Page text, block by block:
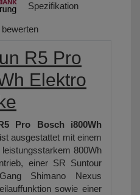
Spezifikation
R5 Pro
Elektro
Pro Bosch i800Wh
ausgestattet mit einem
800Wh
einer SR Suntour
Shimano Nexus
sowie einer